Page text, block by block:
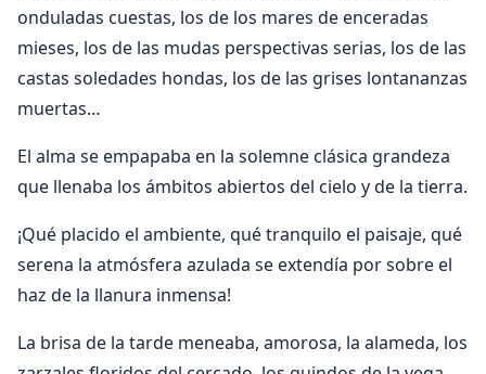
onduladas cuestas, los de los mares de enceradas
mieses, los de las mudas perspectivas serias, los de las
castas soledades hondas, los de las grises lontananzas
muertas…
El alma se empapaba en la solemne clásica grandeza
que llenaba los ámbitos abiertos del cielo y de la tierra.
¡Qué placido el ambiente, qué tranquilo el paisaje, qué
serena la atmósfera azulada se extendía por sobre el
haz de la llanura inmensa!
La brisa de la tarde meneaba, amorosa, la alameda, los